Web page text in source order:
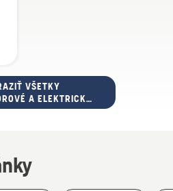
VŠETKY
A ELEKTRICKÉ
TRÁVY